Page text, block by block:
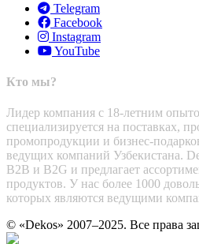
Telegram
Facebook
Instagram
YouTube
Кто мы?
Лидер компания с 18-летним
специализируется на поставках,
промопродукции и бизнес-
ведущих компаний Узбекистана.
B2B и B2G и предлагает
продуктов. У нас более 1000
которых являются ведущими
© «Dekos» 2007–2025. Все права